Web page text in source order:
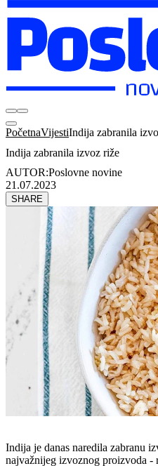
PočetnaVijestiIndija zabranila
Indija zabranila izvoz riže
AUTOR:Poslovne novine
21.07.2023
SHARE
Indija je danas naredila zabranu
najvažnijeg izvoznog proizvoda -